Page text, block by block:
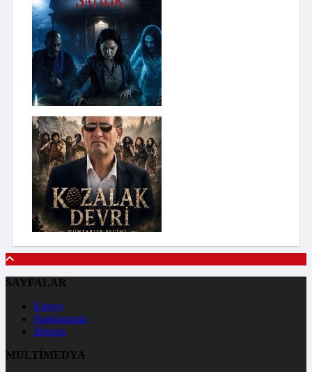
SAYFALAR
Künye
Hakkımızda
İletişim
MULTİMEDYA